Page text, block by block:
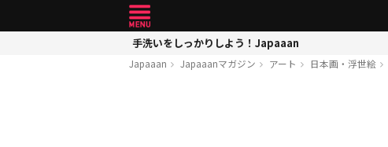
手洗いをしっかりしよう！Japaaan
Japaaan Japaaanマガジン アート 日本画・浮世絵